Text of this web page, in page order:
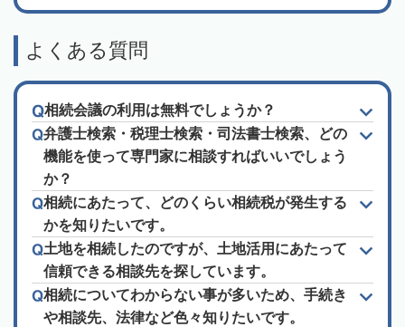
よくある質問
相続会議の利用は無料でしょうか？
弁護士検索・税理士検索・司法書士検索、どの
機能を使って専門家に相談すればいいでしょう
か？
相続にあたって、どのくらい相続税が発生する
かを知りたいです。
土地を相続したのですが、土地活用にあたって
信頼できる相談先を探しています。
相続についてわからない事が多いため、手続き
や相談先、法律など色々知りたいです。